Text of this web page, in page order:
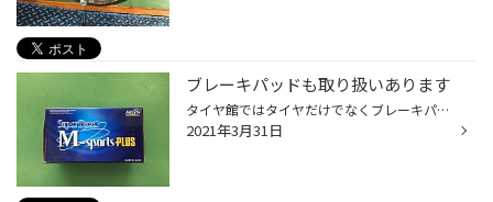
ブレーキパッドも取り扱いあります
タイヤ館ではタイヤだけでなくブレーキパッドやGTパーツなども取り扱いがございます(/・ω・)/ 取り寄せでのご対応にはなりますが様々なメーカーの扱いがあります 今回紹介するのはエンドレスのブレーキパッドSSMplusです。 走りを意識したいお方におすすめです(・ω・)ノ こちらのパット効きもいいの...
2021年3月31日